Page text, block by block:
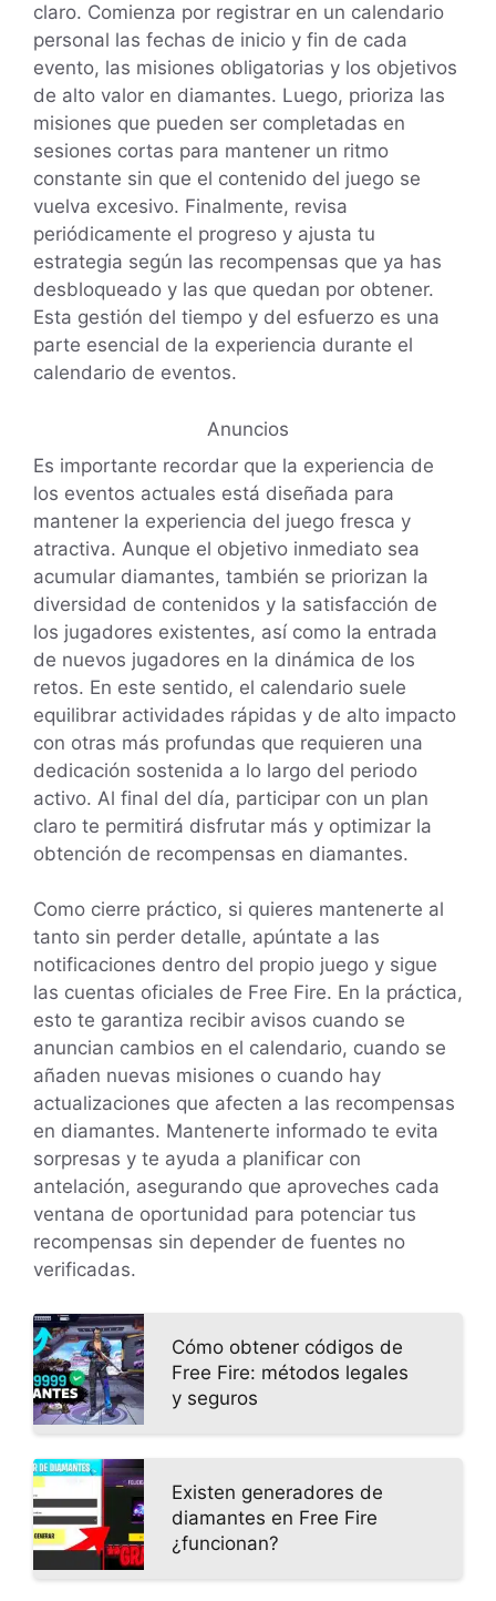
claro. Comienza por registrar en un calendario
personal las fechas de inicio y fin de cada
evento, las misiones obligatorias y los objetivos
de alto valor en diamantes. Luego, prioriza las
misiones que pueden ser completadas en
sesiones cortas para mantener un ritmo
constante sin que el contenido del juego se
vuelva excesivo. Finalmente, revisa
periódicamente el progreso y ajusta tu
estrategia según las recompensas que ya has
desbloqueado y las que quedan por obtener.
Esta gestión del tiempo y del esfuerzo es una
parte esencial de la experiencia durante el
calendario de eventos.
Anuncios
Es importante recordar que la experiencia de
los eventos actuales está diseñada para
mantener la experiencia del juego fresca y
atractiva. Aunque el objetivo inmediato sea
acumular diamantes, también se priorizan la
diversidad de contenidos y la satisfacción de
los jugadores existentes, así como la entrada
de nuevos jugadores en la dinámica de los
retos. En este sentido, el calendario suele
equilibrar actividades rápidas y de alto impacto
con otras más profundas que requieren una
dedicación sostenida a lo largo del periodo
activo. Al final del día, participar con un plan
claro te permitirá disfrutar más y optimizar la
obtención de recompensas en diamantes.
Como cierre práctico, si quieres mantenerte al
tanto sin perder detalle, apúntate a las
notificaciones dentro del propio juego y sigue
las cuentas oficiales de Free Fire. En la práctica,
esto te garantiza recibir avisos cuando se
anuncian cambios en el calendario, cuando se
añaden nuevas misiones o cuando hay
actualizaciones que afecten a las recompensas
en diamantes. Mantenerte informado te evita
sorpresas y te ayuda a planificar con
antelación, asegurando que aproveches cada
ventana de oportunidad para potenciar tus
recompensas sin depender de fuentes no
verificadas.
Cómo obtener códigos de
Free Fire: métodos legales
y seguros
Existen generadores de
diamantes en Free Fire
¿funcionan?